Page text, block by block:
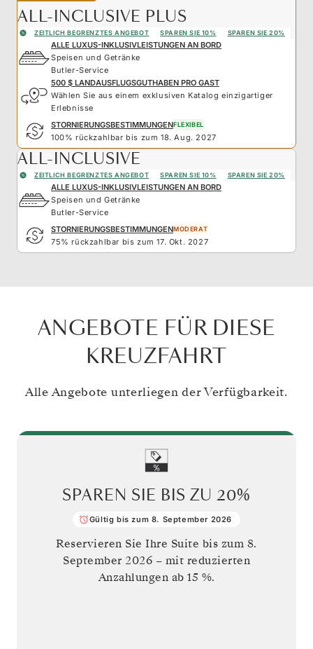
ALL-INCLUSIVE PLUS
ZEITLICH BEGRENZTES ANGEBOT SPAREN SIE 10% SPAREN SIE 20%
ALLE LUXUS-INKLUSIVLEISTUNGEN AN BORD
Speisen und Getränke
Butler-Service
500 $ LANDAUSFLUGSGUTHABEN PRO GAST
Wählen Sie aus einem exklusiven Katalog einzigartiger
Erlebnisse
STORNIERUNGSBESTIMMUNGENFLEXIBEL
100% rückzahlbar bis zum 18. Aug. 2027
ALL-INCLUSIVE
ZEITLICH BEGRENZTES ANGEBOT SPAREN SIE 10% SPAREN SIE 20%
ALLE LUXUS-INKLUSIVLEISTUNGEN AN BORD
Speisen und Getränke
Butler-Service
STORNIERUNGSBESTIMMUNGENMODERAT
75% rückzahlbar bis zum 17. Okt. 2027
ANGEBOTE FÜR DIESE
KREUZFAHRT
Alle Angebote unterliegen der Verfügbarkeit.
SPAREN SIE BIS ZU 20%
Gültig bis zum 8. September 2026
Reservieren Sie Ihre Suite bis zum 8.
September 2026 – mit reduzierten
Anzahlungen ab 15 %.